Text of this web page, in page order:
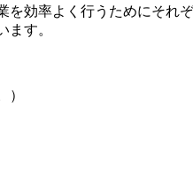
効率よく行うためにそれ
す。
）